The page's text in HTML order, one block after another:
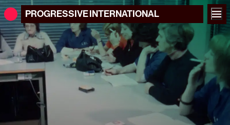
PROGRESSIVEINTERNATIONAL